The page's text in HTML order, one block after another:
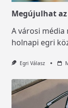
Megújulhat
A városi média
holnapi egri
Egri Válasz